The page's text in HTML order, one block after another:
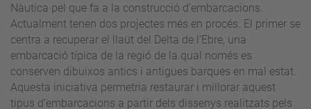
Nàutica pel que fa a la construcció d’embarcacions.
Actualment tenen dos projectes més en procés. El primer se
centra a recuperar el llaüt del Delta de l’Ebre, una
embarcació típica de la regió de la qual només es
conserven dibuixos antics i antigues barques en mal estat.
Aquesta iniciativa permetria restaurar i millorar aquest
tipus d’embarcacions a partir dels dissenys realitzats pels